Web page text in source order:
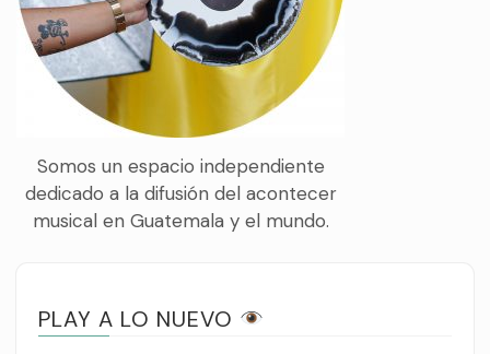
Somos un espacio independiente
dedicado a la difusión del acontecer
musical en Guatemala y el mundo.
PLAY A LO NUEVO